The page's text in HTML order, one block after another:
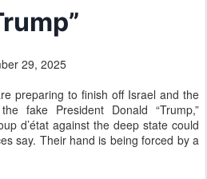
29, 2025
preparing to finish off Israel and the
fake President Donald “Trump,”
d’état against the deep state could
say. Their hand is being forced by a